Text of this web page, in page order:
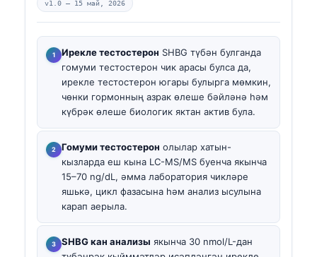
v1.0 — 15 май, 2026
Ирекле тестостерон SHBG түбән булганда
гомуми тестостерон чик арасы булса да,
ирекле тестостерон югары булырга мөмкин,
чөнки гормонның азрак өлеше бәйләнә һәм
күбрәк өлеше биологик яктан актив була.
Гомуми тестостерон олылар хатын-
кызларда еш кына LC-MS/MS буенча якынча
15–70 ng/dL, әмма лаборатория чикләре
яшькә, цикл фазасына һәм анализ ысулына
карап аерыла.
SHBG кан анализы якынча 30 nmol/L-дан